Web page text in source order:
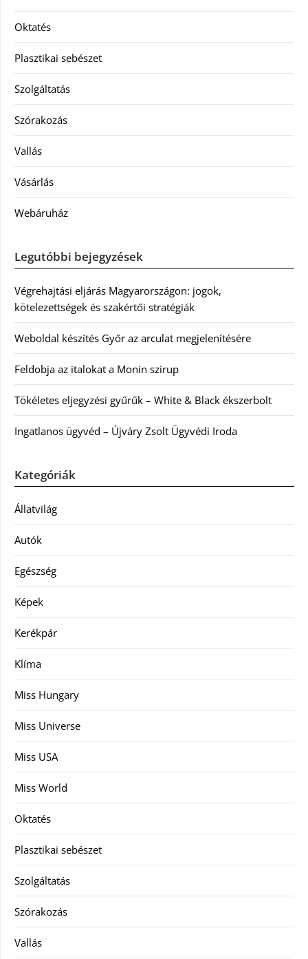
Oktatés
Plasztikai sebészet
Szolgáltatás
Szórakozás
Vallás
Vásárlás
Webáruház
Legutóbbi bejegyzések
Végrehajtási eljárás Magyarországon: jogok,
kötelezettségek és szakértői stratégiák
Weboldal készítés Győr az arculat megjelenítésére
Feldobja az italokat a Monin szirup
Tökéletes eljegyzési gyűrűk – White & Black ékszerbolt
Ingatlanos ügyvéd – Újváry Zsolt Ügyvédi Iroda
Kategóriák
Állatvilág
Autók
Egészség
Képek
Kerékpár
Klíma
Miss Hungary
Miss Universe
Miss USA
Miss World
Oktatés
Plasztikai sebészet
Szolgáltatás
Szórakozás
Vallás